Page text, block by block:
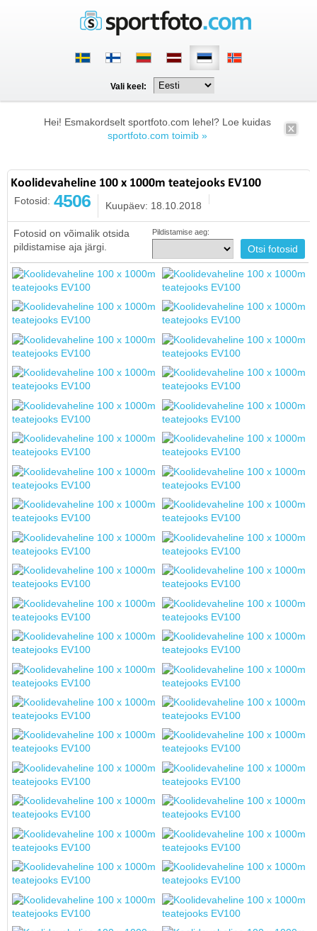
Vali keel:
Hei! Esmakordselt sportfoto.com lehel? Loe kuidas
sportfoto.com toimib »
Koolidevaheline 100 x 1000m teatejooks EV100
Fotosid: 4506 Kuupäev: 18.10.2018
Fotosid on võimalik otsida
pildistamise aja järgi.
Pildistamise aeg: